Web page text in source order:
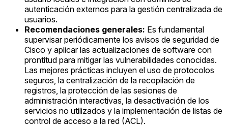
autenticación externos para la gestión centralizada de
usuarios.
Recomendaciones generales: Es fundamental
supervisar periódicamente los avisos de seguridad de
Cisco y aplicar las actualizaciones de software con
prontitud para mitigar las vulnerabilidades conocidas.
Las mejores prácticas incluyen el uso de protocolos
seguros, la centralización de la recopilación de
registros, la protección de las sesiones de
administración interactivas, la desactivación de los
servicios no utilizados y la implementación de listas de
control de acceso a la red (ACL).